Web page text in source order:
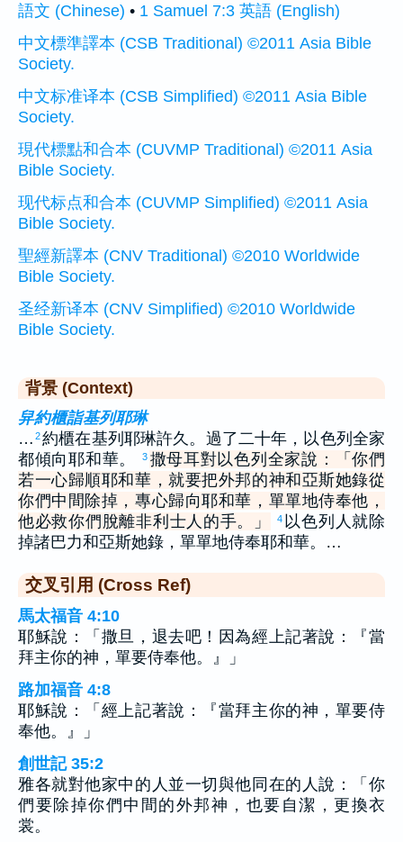
語文 (Chinese) • 1 Samuel 7:3 英語 (English)
中文標準譯本 (CSB Traditional) ©2011 Asia Bible
Society.
中文标准译本 (CSB Simplified) ©2011 Asia Bible
Society.
現代標點和合本 (CUVMP Traditional) ©2011 Asia
Bible Society.
现代标点和合本 (CUVMP Simplified) ©2011 Asia
Bible Society.
聖經新譯本 (CNV Traditional) ©2010 Worldwide
Bible Society.
圣经新译本 (CNV Simplified) ©2010 Worldwide
Bible Society.
背景 (Context)
舁約櫃詣基列耶琳
… 2約櫃在基列耶琳許久。過了二十年，以色列全家
都傾向耶和華。
3 撒母耳對以色列全家說：「你們
若一心歸順耶和華，就要把外邦的神和亞斯她錄從
你們中間除掉，專心歸向耶和華，單單地侍奉他，
他必救你們脫離非利士人的手。」
4 以色列人就除
掉諸巴力和亞斯她錄，單單地侍奉耶和華。…
交叉引用 (Cross Ref)
馬太福音 4:10
耶穌說：「撒旦，退去吧！因為經上記著說：『當
拜主你的神，單要侍奉他。』」
路加福音 4:8
耶穌說：「經上記著說：『當拜主你的神，單要侍
奉他。』」
創世記 35:2
雅各就對他家中的人並一切與他同在的人說：「你
們要除掉你們中間的外邦神，也要自潔，更換衣
裳。